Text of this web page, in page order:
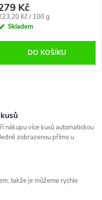
Kč
Kč / 100 g
Skladem
DO KOŠÍKU
nákupu více kusů automatickou
zobrazenou přímo u
takže je můžeme rychle